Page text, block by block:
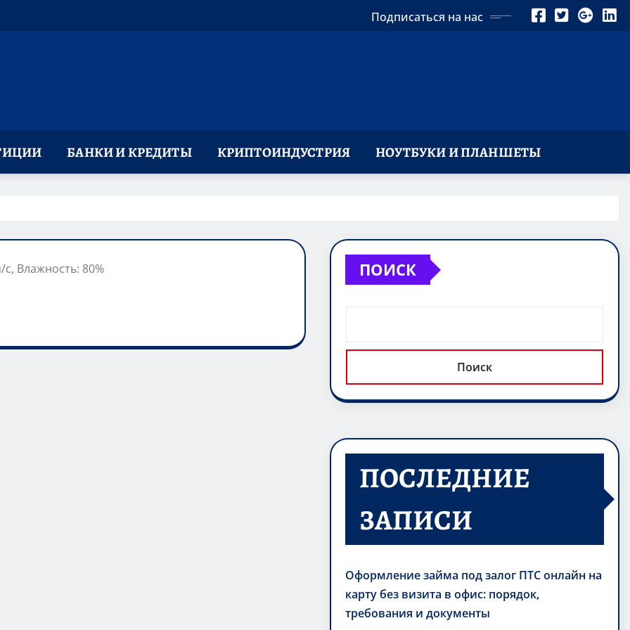
Подписаться на нас
БАНКИ И КРЕДИТЫ КРИПТОИНДУСТРИЯ НОУТБУКИ И ПЛАНШЕТЫ
Влажность: 80% ПОИСК
Поиск
ПОСЛЕДНИЕ
ЗАПИСИ
Оформление займа под залог ПТС онлайн на
карту без визита в офис: порядок,
требования и документы